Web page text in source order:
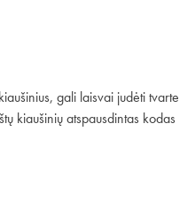
gali laisvai judėti tvarte
kiaušinių atspausdintas kodas